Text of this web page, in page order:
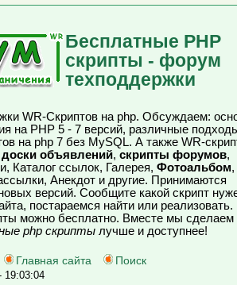
Бесплатные PHP
скрипты - форум
техподдержки
WR-Скриптов на php. Обсуждаем:
на PHP 5 - 7 версий, различные
на php 7 без MySQL. А также WR-
объявлений, скрипты форумов,
Каталог ссылок, Галерея, Фотоальбом,
Анекдот и другие. Принимаются
версий. Сообщите какой скрипт
постараемся найти или реализовать.
можно бесплатно. Вместе мы сделаем
php скриптылучше и доступнее!
Главная сайта Поиск
19:03:04